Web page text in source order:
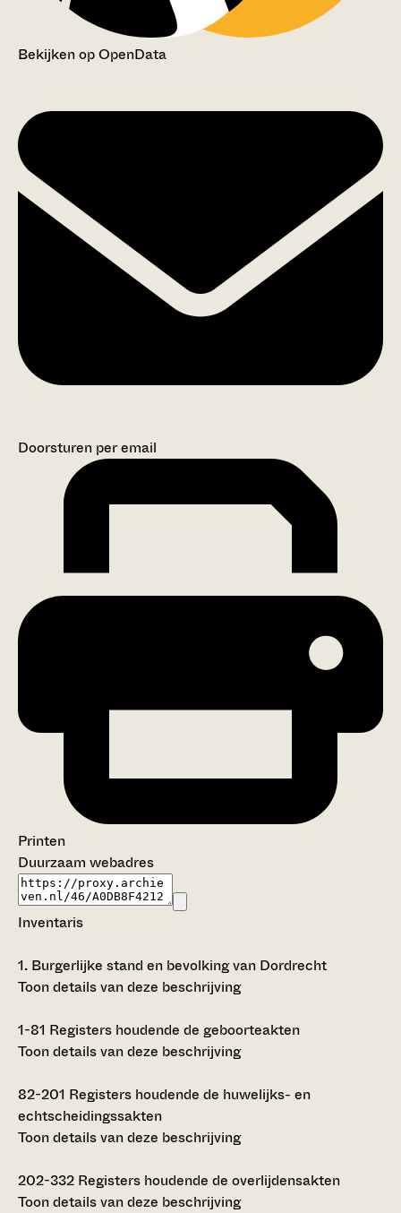
Bekijken op OpenData
Doorsturen per email
Printen
Duurzaam webadres
Inventaris
1. Burgerlijke stand en bevolking van Dordrecht
Toon details van deze beschrijving
1-81 Registers houdende de geboorteakten
Toon details van deze beschrijving
82-201 Registers houdende de huwelijks- en
echtscheidingssakten
Toon details van deze beschrijving
202-332 Registers houdende de overlijdensakten
Toon details van deze beschrijving